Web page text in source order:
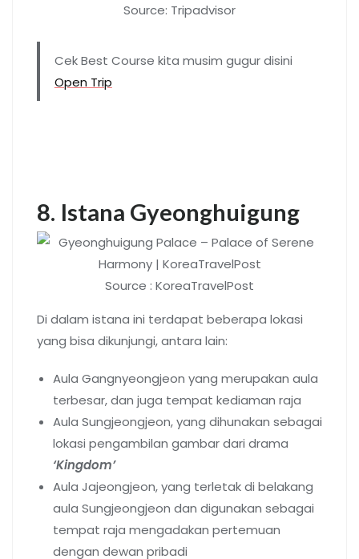
Source: Tripadvisor
Cek Best Course kita musim gugur disini
Open Trip
8. Istana Gyeonghuigung
Source : KoreaTravelPost
Di dalam istana ini terdapat beberapa lokasi
yang bisa dikunjungi, antara lain:
Aula Gangnyeongjeon yang merupakan aula
terbesar, dan juga tempat kediaman raja
Aula Sungjeongjeon, yang dihunakan sebagai
lokasi pengambilan gambar dari drama
‘Kingdom’
Aula Jajeongjeon, yang terletak di belakang
aula Sungjeongjeon dan digunakan sebagai
tempat raja mengadakan pertemuan
dengan dewan pribadi